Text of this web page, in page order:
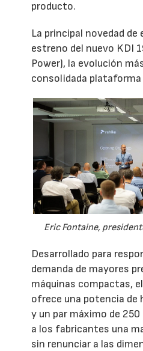
producto.
La principal novedad
estreno del nuevo KDI
Power), la evolución
consolidada plataforma
Eric Fontaine,
Desarrollado para
demanda de mayores
máquinas compactas,
ofrece una potencia de
y un par máximo de
a los fabricantes una
sin renunciar a las